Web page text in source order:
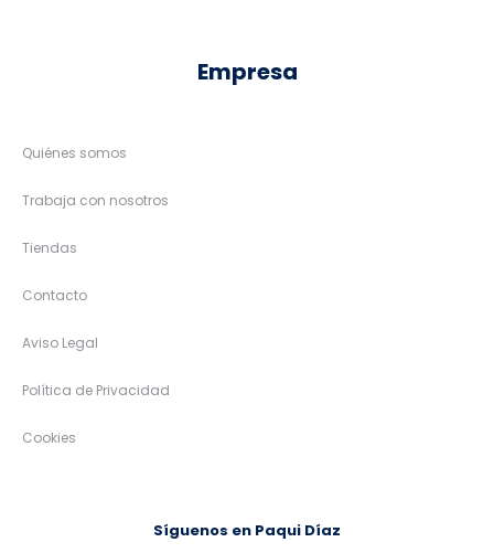
Empresa
Quiénes somos
Trabaja con nosotros
Tiendas
Contacto
Aviso Legal
Política de Privacidad
Cookies
Síguenos en Paqui Díaz